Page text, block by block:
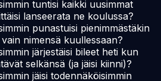
tuntisi kaikki uusimmat
lanseerata ne koulussa?
punastuisi pienimmästäkin
nimensä kuullessaan?
järjestäisi bileet heti kun
selkänsä (ja jäisi kiinni)?
jäisi todennäköisimmin